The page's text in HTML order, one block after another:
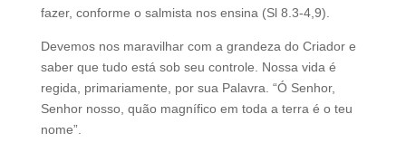
fazer, conforme o salmista nos ensina (Sl 8.3-4,9).
Devemos nos maravilhar com a grandeza do Criador e
saber que tudo está sob seu controle. Nossa vida é
regida, primariamente, por sua Palavra. “Ó Senhor,
Senhor nosso, quão magnífico em toda a terra é o teu
nome”.